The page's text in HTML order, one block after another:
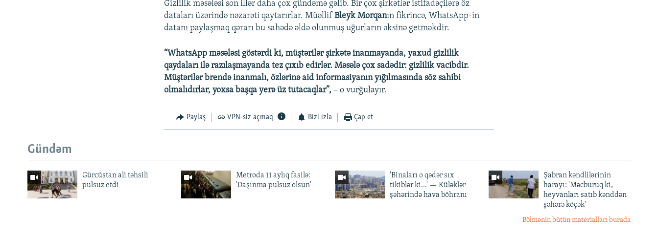
Gizlilik məsələsi son illər daha çox gündəmə gəlib. Bir çox şirkətlər istifadəçilərə öz
dataları üzərində nəzarəti qaytarırlar. MüəllifBleyk Morqanın fikrincə, WhatsApp-in
datanı paylaşmaq qərarı bu sahədə əldə olunmuş uğurların əksinə getməkdir.
“WhatsApp məsələsi göstərdi ki, müştərilər şirkətə inanmayanda, yaxud gizlilik
qaydaları ilə razılaşmayanda tez çıxıb edirlər. Məsələ çox sadədir: gizlilik vacibdir.
Müştərilər brendə inanmalı, özlərinə aid informasiyanın yığılmasında söz sahibi
olmalıdırlar, yoxsa başqa yerə üz tutacaqlar”, – o vurğulayır.
Paylaş VPN-siz açmaq Bizi izlə Çap et
Gündəm
Gürcüstan ali təhsili
pulsuz etdi
Metroda 11 aylıq fasilə:
'Daşınma pulsuz olsun'
'Binaları o qədər sıx
tikiblər ki...' — Küləklər
şəhərində hava böhranı
Şabran kəndlilərinin
harayı: 'Məcburuq ki,
heyvanları satıb kənddən
şəhərə köçək'
Bölmənin bütün materialları burada